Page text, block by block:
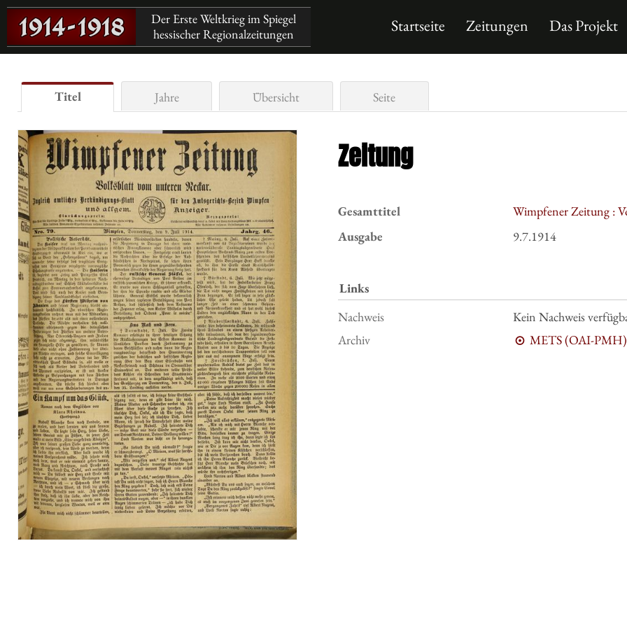
Der Erste Weltkrieg im Spiegel
hessischer Regionalzeitungen
Startseite Zeitungen Das Projekt
Titel Jahre Übersicht Seite
Zeitung
Gesamttitel
Wimpfener Zeitung :
Ausgabe
9.7.1914
Links
Nachweis
Kein Nachweis
Archiv
METS (OAI-PMH)